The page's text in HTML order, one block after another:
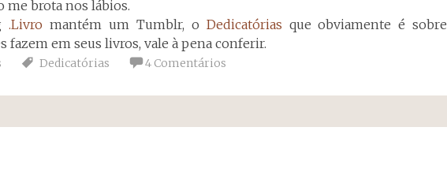
me brota nos lábios.
.Livro mantém um Tumblr, o Dedicatórias que obviamente é sobre
fazem em seus livros, vale à pena conferir.
Dedicatórias 4 Comentários